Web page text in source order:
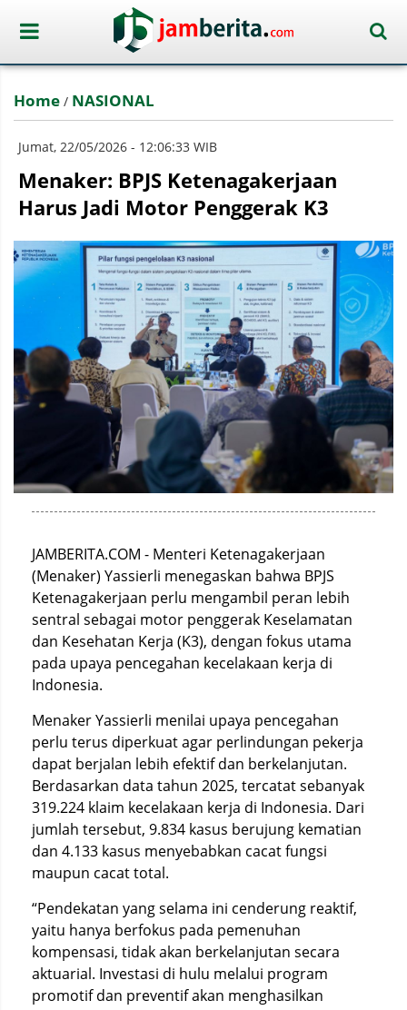
Home / NASIONAL
Jumat, 22/05/2026 - 12:06:33 WIB
Menaker: BPJS Ketenagakerjaan
Harus Jadi Motor Penggerak K3
JAMBERITA.COM - Menteri Ketenagakerjaan
(Menaker) Yassierli menegaskan bahwa BPJS
Ketenagakerjaan perlu mengambil peran lebih
sentral sebagai motor penggerak Keselamatan
dan Kesehatan Kerja (K3), dengan fokus utama
pada upaya pencegahan kecelakaan kerja di
Indonesia.
Menaker Yassierli menilai upaya pencegahan
perlu terus diperkuat agar perlindungan pekerja
dapat berjalan lebih efektif dan berkelanjutan.
Berdasarkan data tahun 2025, tercatat sebanyak
319.224 klaim kecelakaan kerja di Indonesia. Dari
jumlah tersebut, 9.834 kasus berujung kematian
dan 4.133 kasus menyebabkan cacat fungsi
maupun cacat total.
“Pendekatan yang selama ini cenderung reaktif,
yaitu hanya berfokus pada pemenuhan
kompensasi, tidak akan berkelanjutan secara
aktuarial. Investasi di hulu melalui program
promotif dan preventif akan menghasilkan